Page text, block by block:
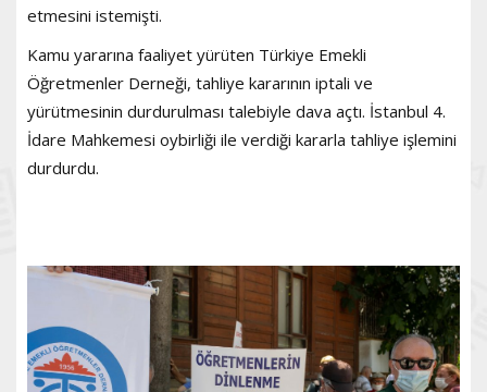
etmesini istemişti.
Kamu yararına faaliyet yürüten Türkiye Emekli
Öğretmenler Derneği, tahliye kararının iptali ve
yürütmesinin durdurulması talebiyle dava açtı. İstanbul 4.
İdare Mahkemesi oybirliği ile verdiği kararla tahliye işlemini
durdurdu.